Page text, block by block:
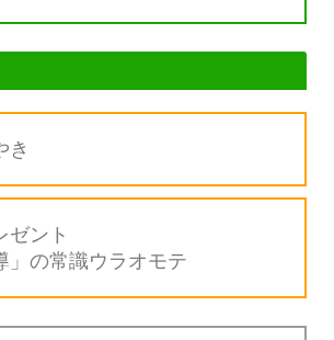
き
ゼント
」の常識ウラオモテ